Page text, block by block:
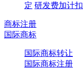
定 研发费加计
商标注册
国际商标
国际商标转让
国际商标注册